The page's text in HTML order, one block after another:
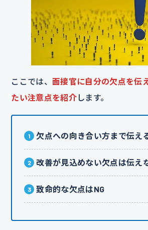
ここでは、 面接官に自分の欠点を伝
たい注意点を紹介します。
欠点への向き合い方まで伝え
改善が見込めない欠点は伝え
致命的な欠点はNG